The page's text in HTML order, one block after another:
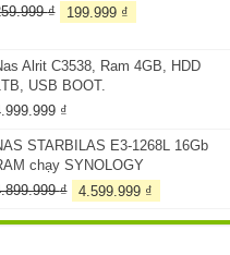
4.399.999 ₫.
₫
Giá
259.999 ₫.
199.999 ₫
là:
Alrit C3538, Ram 4GB, HDD
USB BOOT.
₫
STARBILAS E3-1268L 16Gb
chạy SYNOLOGY
₫
Giá
là:
4.599.999 ₫
tại